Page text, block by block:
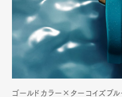
ゴールドカラー×ターコイズブ